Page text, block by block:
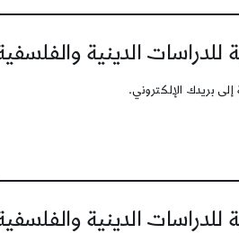
الدينية
بريدك الإلكتروني.
الدينية